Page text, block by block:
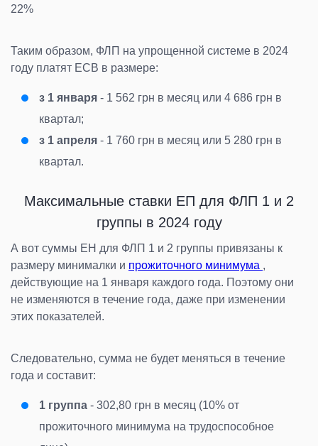
22%
Таким образом, ФЛП на упрощенной системе в 2024
году платят ЕСВ в размере:
з 1 января - 1 562 грн в месяц или 4 686 грн в
квартал;
з 1 апреля - 1 760 грн в месяц или 5 280 грн в
квартал.
Максимальные ставки ЕП для ФЛП 1 и 2
группы в 2024 году
А вот суммы ЕН для ФЛП 1 и 2 группы привязаны к
размеру минималки и прожиточного минимума ,
действующие на 1 января каждого года. Поэтому они
не изменяются в течение года, даже при изменении
этих показателей.
Следовательно, сумма не будет меняться в течение
года и составит:
1 группа - 302,80 грн в месяц (10% от
прожиточного минимума на трудоспособное